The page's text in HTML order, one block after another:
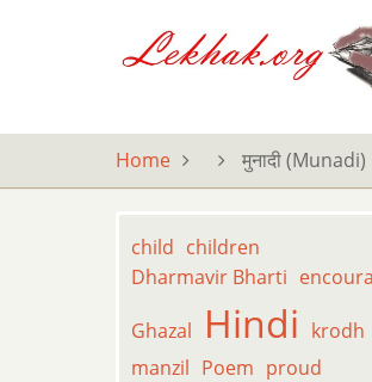
Home मुनादी (Munadi)
child children
Dharmavir Bharti
Ghazal Hindi krodh
manzil Poem proud